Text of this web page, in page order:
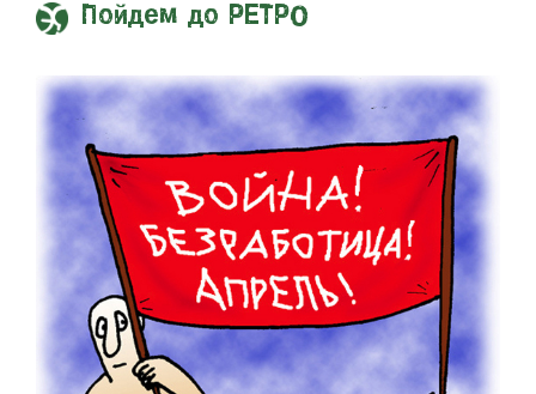
Пойдем до РЕТРО